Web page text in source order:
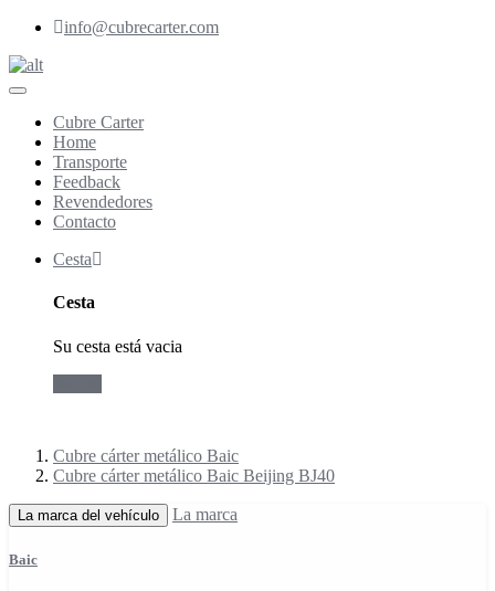
info@cubrecarter.com
Cubre Carter
Home
Transporte
Feedback
Revendedores
Contacto
Cesta
Cesta
Su cesta está vacia
Cubre cárter metálico Baic
Cubre cárter metálico Baic Beijing BJ40
La marca del vehículo La marca
Baic